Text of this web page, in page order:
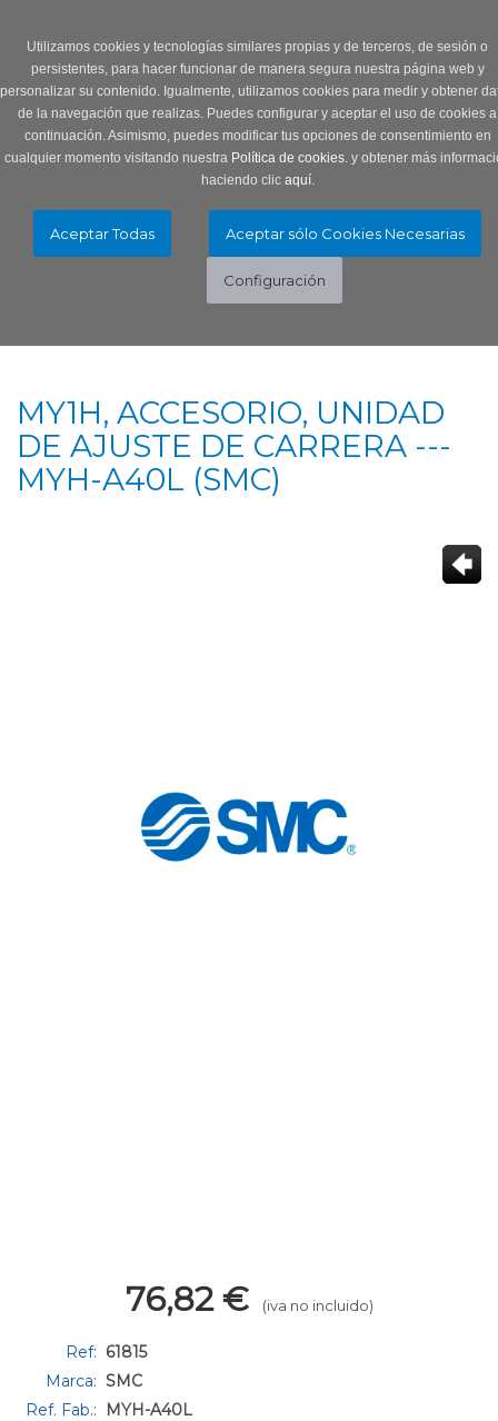
Utilizamos cookies y tecnologías similares propias y de terceros, de sesión o
persistentes, para hacer funcionar de manera segura nuestra página web y
personalizar su contenido. Igualmente, utilizamos cookies para medir y obtener
de la navegación que realizas. Puedes configurar y aceptar el uso de cookies a
continuación. Asimismo, puedes modificar tus opciones de consentimiento en
cualquier momento visitando nuestra Política de cookies.y obtener más
haciendo clic aquí.
MY1H, ACCESORIO, UNIDAD
DE AJUSTE DE CARRERA ---
MYH-A40L (SMC)
76,82 € (iva no incluido)
Ref: 61815
Marca: SMC
Ref. Fab.:
MYH-A40L